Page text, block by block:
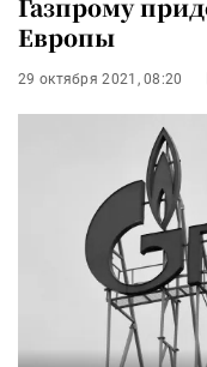
Газпрому
Европы
29 октября 2021, 08:20